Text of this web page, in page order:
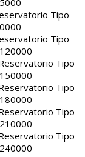
Tipo
Tipo
Tipo
Tipo
Tipo
Tipo